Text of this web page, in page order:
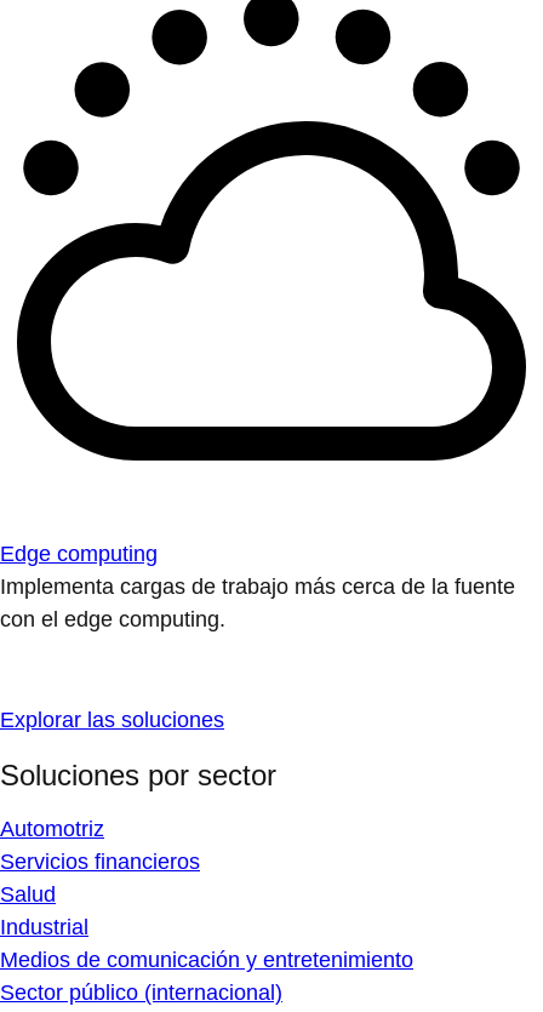
Edge computing
Implementa cargas de trabajo más cerca de la fuente
con el edge computing.
Explorar las soluciones
Soluciones por sector
Automotriz
Servicios financieros
Salud
Industrial
Medios de comunicación y entretenimiento
Sector público (internacional)